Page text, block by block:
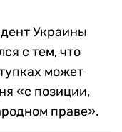
Украины
с тем, что
может
«с позиции,
праве».